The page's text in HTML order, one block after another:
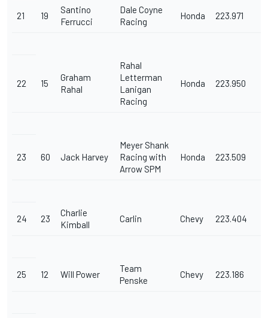
21 19
Santino
Ferrucci
Dale Coyne
Racing
Honda 223.971
22 15
Graham
Rahal
Rahal
Letterman
Lanigan
Racing
Honda 223.950
23 60 Jack Harvey
Meyer Shank
Racing with
Arrow SPM
Honda 223.509
24 23
Charlie
Kimball
Carlin Chevy 223.404
25 12 Will Power
Team
Penske
Chevy 223.186